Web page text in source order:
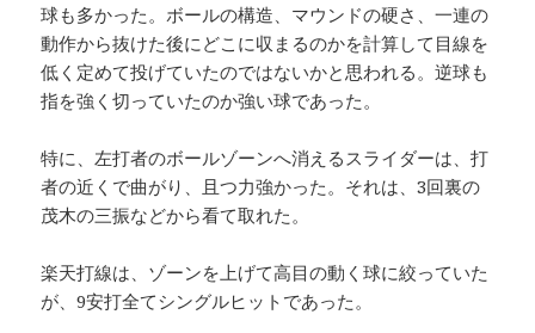
球も多かった。ボールの構造、マウンドの硬さ、一連の
動作から抜けた後にどこに収まるのかを計算して目線を
低く定めて投げていたのではないかと思われる。逆球も
指を強く切っていたのか強い球であった。
特に、左打者のボールゾーンへ消えるスライダーは、打
者の近くで曲がり、且つ力強かった。それは、3回裏の
茂木の三振などから看て取れた。
楽天打線は、ゾーンを上げて高目の動く球に絞っていた
が、9安打全てシングルヒットであった。